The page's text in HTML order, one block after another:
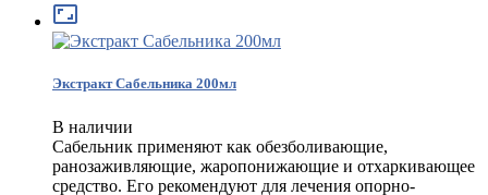

Экстракт Сабельника 200мл
В наличии
Сабельник применяют как обезболивающие,
ранозаживляющие, жаропонижающие и отхаркивающее
средство. Его рекомендуют для лечения опорно-